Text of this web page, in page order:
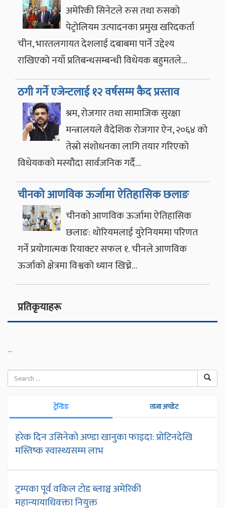
अमेरिकी सिनेटले रुस तथा रुसको
पेट्रोलियम उत्पादनका प्रमुख खरिदकर्ता
चीन, भारतलगायत देशलाई दबाबमा पार्ने उद्देश्य
राखिएको नयाँ प्रतिबन्धसम्बन्धी विधेयक बहुमतले…
ठगी गर्ने एजेन्टलाई १२ वर्षसम्म कैद प्रस्ताव
श्रम, रोजगार तथा सामाजिक सुरक्षा
मन्त्रालयले वैदेशिक रोजगार ऐन, २०६४ को
तेस्रो संशोधनका लागि तयार गरिएको
विधेयकको मस्यौदा सार्वजनिक गर्दै…
चीनको आणविक ऊर्जामा ऐतिहासिक छलाङ
चीनको आणविक ऊर्जामा ऐतिहासिक
छलाङ: थोरियमलाई युरेनियममा परिणत
गर्ने प्रयोगात्मक रियाक्टर सफल १. चीनले आणविक
ऊर्जाको क्षेत्रमा विश्वको ध्यान खिच्ने…
प्रतिकृयाहरू
...
ट्रेन्डिङ ताजा अपडेट
हरेक दिन उसिनेको अण्डा खानुका फाइदा: प्रोटिनदेखि
मस्तिष्क स्वास्थ्यसम्म लाभ
ट्रम्पका पूर्व वकिल टोड ब्लाञ्च अमेरिकी
महान्यायाधिवक्ता नियुक्त